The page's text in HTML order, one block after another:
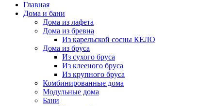
Главная
Дома и бани
Дома из лафета
Дома из бревна
Из карельской сосны КЕЛО
Дома из бруса
Из сухого бруса
Из клееного бруса
Из крупного бруса
Комбинированные дома
Модульные дома
Бани